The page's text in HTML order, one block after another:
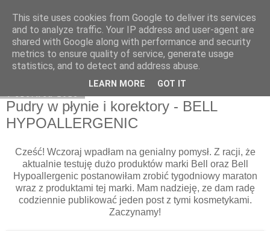
Klaudia Anna
Pudry w płynie i korektory - BELL
HYPOALLERGENIC
Cześć! Wczoraj wpadłam na genialny pomysł. Z racji, że
aktualnie testuję dużo produktów marki Bell oraz Bell
Hypoallergenic postanowiłam zrobić tygodniowy maraton
wraz z produktami tej marki. Mam nadzieję, ze dam radę
codziennie publikować jeden post z tymi kosmetykami.
Zaczynamy!
This site uses cookies from Google to deliver its services
and to analyze traffic. Your IP address and user-agent are
shared with Google along with performance and security
metrics to ensure quality of service, generate usage
statistics, and to detect and address abuse.
LEARN MORE GOT IT